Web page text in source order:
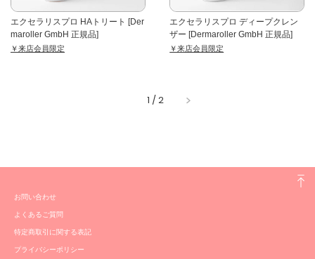
エクセラリスプロ HAトリート [Der
maroller GmbH 正規品]
￥来店会員限定
エクセラリスプロ ディープクレン
ザー [Dermaroller GmbH 正規品]
￥来店会員限定
1 /2
お問い合わせ
よくあるご質問
特定商取引に関する表記
プライバシーポリシー